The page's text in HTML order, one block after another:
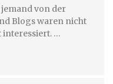
von der
Blogs waren nicht
interessiert. …